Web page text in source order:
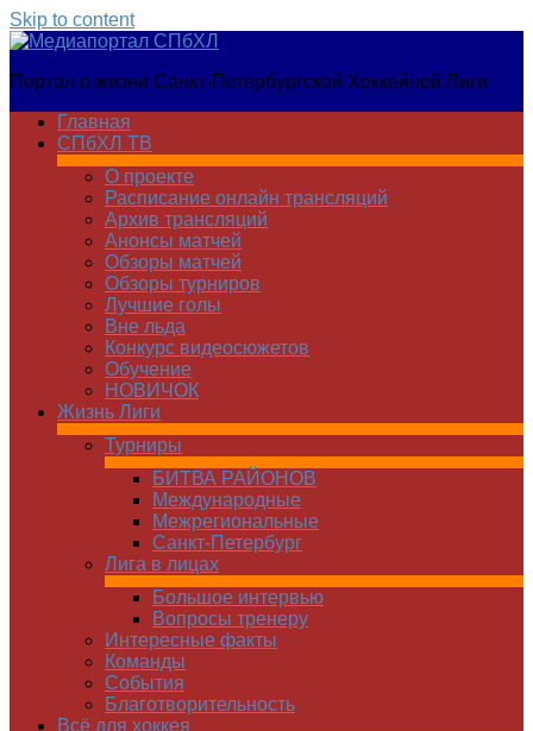
Skip to content
Медиапортал
Портал о жизни Санкт-Петербургской Хоккейной Лиги
Главная
СПбХЛ ТВ
О проекте
Расписание онлайн трансляций
Архив трансляций
Анонсы матчей
Обзоры матчей
Обзоры турниров
Лучшие голы
Вне льда
Конкурс видеосюжетов
Обучение
НОВИЧОК
Жизнь Лиги
Турниры
БИТВА РАЙОНОВ
Международные
Межрегиональные
Санкт-Петербург
Лига в лицах
Большое интервью
Вопросы тренеру
Интересные факты
Команды
Cобытия
Благотворительность
Всё для хоккея